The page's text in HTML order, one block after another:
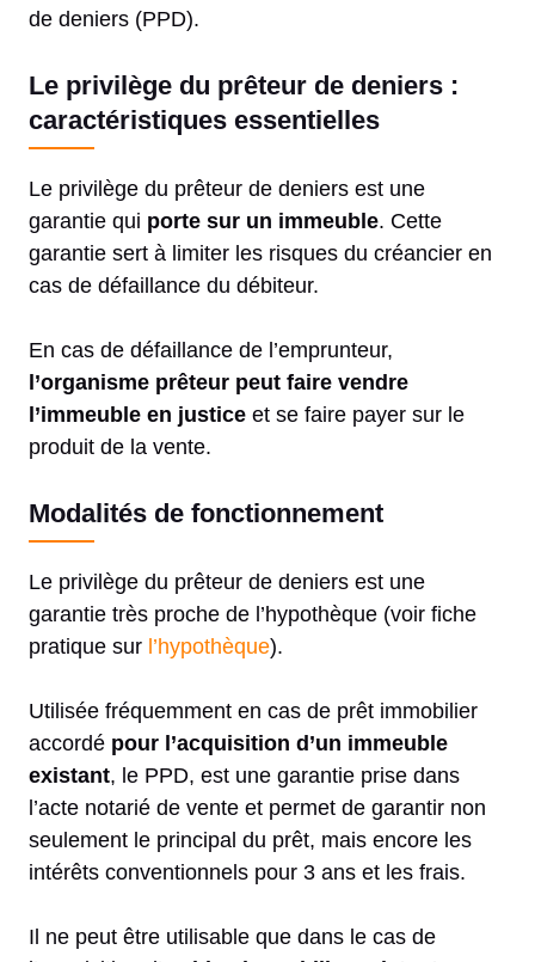
de deniers (PPD).
Le privilège du prêteur de deniers :
caractéristiques essentielles
Le privilège du prêteur de deniers est une
garantie qui porte sur un immeuble. Cette
garantie sert à limiter les risques du créancier en
cas de défaillance du débiteur.
En cas de défaillance de l’emprunteur,
l’organisme prêteur peut faire vendre
l’immeuble en justice et se faire payer sur le
produit de la vente.
Modalités de fonctionnement
Le privilège du prêteur de deniers est une
garantie très proche de l’hypothèque (voir fiche
pratique sur l’hypothèque).
Utilisée fréquemment en cas de prêt immobilier
accordé pour l’acquisition d’un immeuble
existant, le PPD, est une garantie prise dans
l’acte notarié de vente et permet de garantir non
seulement le principal du prêt, mais encore les
intérêts conventionnels pour 3 ans et les frais.
Il ne peut être utilisable que dans le cas de